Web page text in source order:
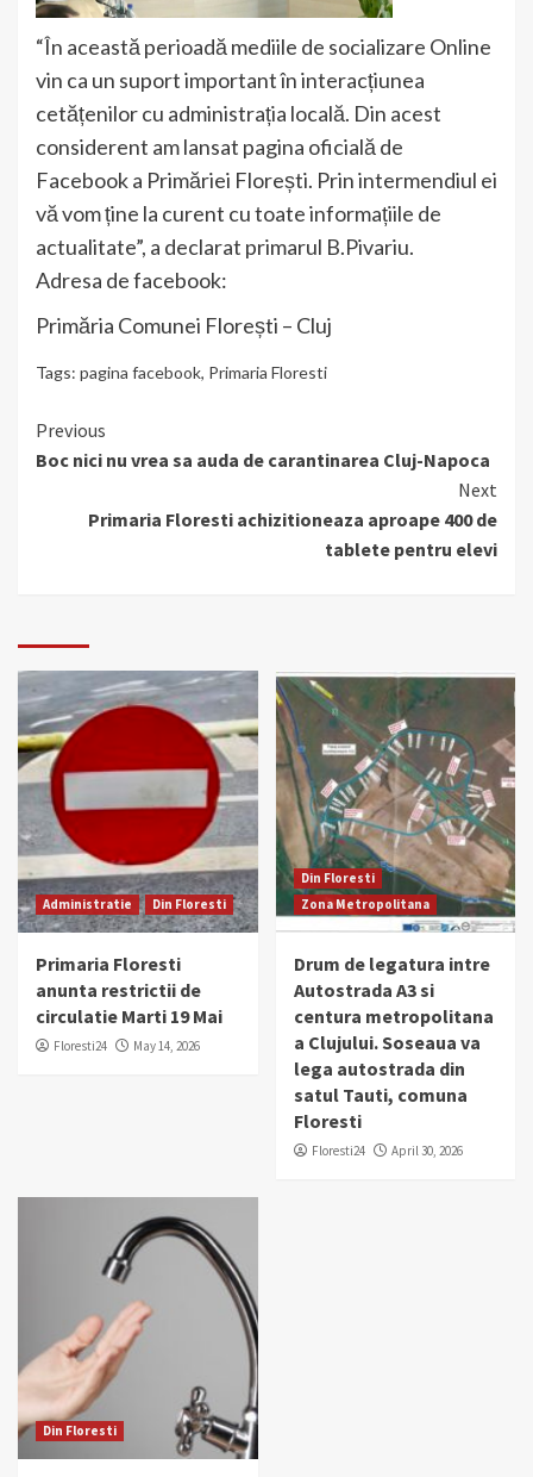
“În această perioadă mediile de socializare Online
vin ca un suport important în interacțiunea
cetățenilor cu administrația locală. Din acest
considerent am lansat pagina oficială de
Facebook a Primăriei Florești. Prin intermendiul ei
vă vom ține la curent cu toate informațiile de
actualitate”, a declarat primarul B.Pivariu.
Adresa de facebook:
Primăria Comunei Florești – Cluj
Tags: pagina facebook, Primaria Floresti
Continue
Reading
Previous
Boc nici nu vrea sa auda de carantinarea Cluj-Napoca
Next
Primaria Floresti achizitioneaza aproape 400 de
tablete pentru elevi
Administratie Din Floresti
Primaria Floresti
anunta restrictii de
circulatie Marti 19 Mai
Floresti24 May 14, 2026
Din Floresti
Zona Metropolitana
Drum de legatura intre
Autostrada A3 si
centura metropolitana
a Clujului. Soseaua va
lega autostrada din
satul Tauti, comuna
Floresti
Floresti24 April 30, 2026
Din Floresti